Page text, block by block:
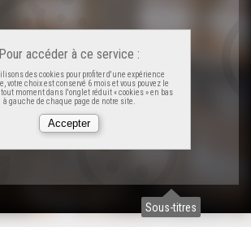
Sous-titres
Pour accéder à ce service :
des cookies pour profiter d'une expérience
votre choix est conservé 6 mois et vous pouvez le
moment dans l'onglet réduit « cookies » en bas
à gauche de chaque page de notre site.